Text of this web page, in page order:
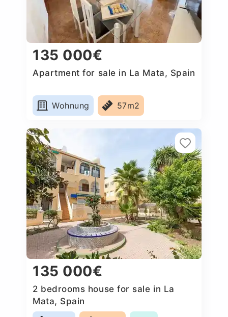
135 000€
Apartment for sale in La Mata, Spain
Wohnung 57m2
135 000€
2 bedrooms house for sale in La
Mata, Spain